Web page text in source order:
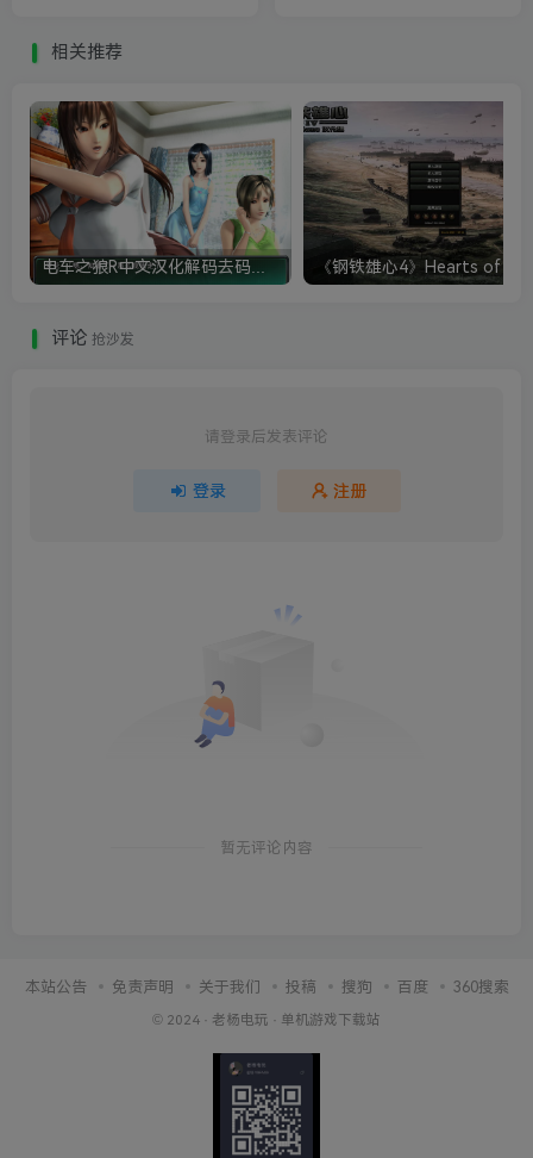
相关推荐
评论 抢沙发
请登录后发表评论
登录 注册
暂无评论内容
本站公告 免责声明 关于我们 投稿 搜狗 百度 360搜索
© 2024 · 老杨电玩 · 单机游戏下载站